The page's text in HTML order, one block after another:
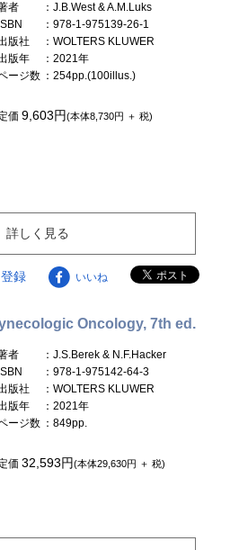
者
：J.B.West & A.M.Luks
ISBN
：978-1-975139-26-1
版社
：WOLTERS KLUWER
版年
：2021年
ージ数 ：254pp.(100illus.)
価9,603円(本体8,730円 ＋ 税)
詳しく見る
録 いいね
Oncology, 7th ed.
者
：J.S.Berek & N.F.Hacker
ISBN
：978-1-975142-64-3
版社
：WOLTERS KLUWER
版年
：2021年
ージ数 ：849pp.
価32,593円(本体29,630円 ＋ 税)